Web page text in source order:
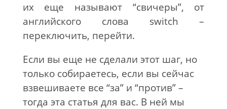
их еще называют “свичеры”, от
английского слова switch –
переключить, перейти.
Если вы еще не сделали этот шаг, но
только собираетесь, если вы сейчас
взвешиваете все “за” и “против” –
тогда эта статья для вас. В ней мы